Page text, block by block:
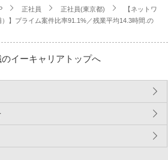
正社員 正社員(東京都)
【ネットワ
】プライム案件比率91.1%／残業平均14.3時間.の
イーキャリアトップへ